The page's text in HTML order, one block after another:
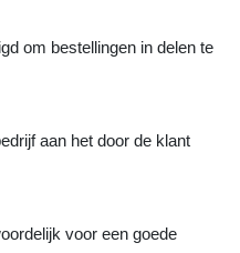
om bestellingen in delen te
aan het door de klant
voor een goede